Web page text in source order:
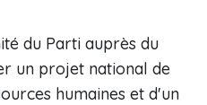
du Parti auprès du
un projet national de
humaines et d'un